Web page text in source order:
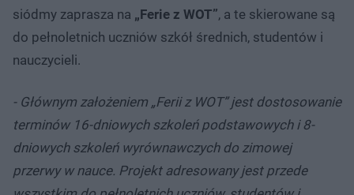
siódmy zaprasza na „Ferie z WOT”, a te skierowane są
do pełnoletnich uczniów szkół średnich, studentów i
nauczycieli.
- Głównym założeniem „Ferii z WOT” jest dostosowanie
terminów 16-dniowych szkoleń podstawowych i 8-
dniowych szkoleń wyrównawczych do zimowej
przerwy w nauce. Projekt adresowany jest przede